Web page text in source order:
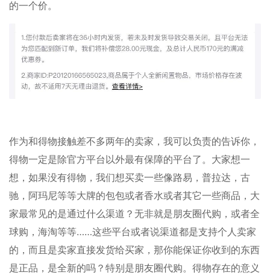
的一个价。
作为和得物接触差不多两年的卖家，我可以负责的告诉你，
得物一定是除官方平台以外最有保障的平台了。大家想一
想，如果没有得物，我们想买卖一些像路易，普拉达，古
驰，阿玛尼等等大牌的包包或者香水或者其它一些商品，大
家最常见的是通过什么渠道？无非就是朋友圈代购，或者全
球购，海淘等等……这些平台或者说渠道都是支持个人卖家
的，而且是卖家直接发货给买家，那你能保证你收到的东西
是正品，是全新的吗？特别是朋友圈代购。得物存在的意义